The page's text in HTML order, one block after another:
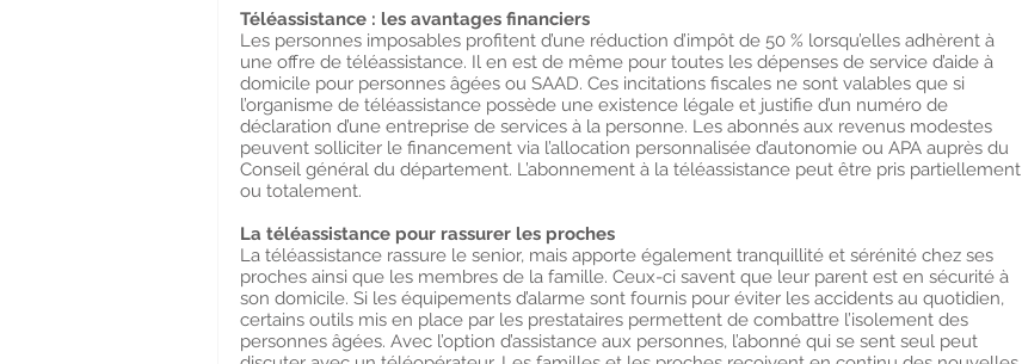
Téléassistance : les avantages financiers
Les personnes imposables profitent d’une réduction d’impôt de 50 % lorsqu’elles adhèrent à
une offre de téléassistance. Il en est de même pour toutes les dépenses de service d’aide à
domicile pour personnes âgées ou SAAD. Ces incitations fiscales ne sont valables que si
l’organisme de téléassistance possède une existence légale et justifie d’un numéro de
déclaration d’une entreprise de services à la personne. Les abonnés aux revenus modestes
peuvent solliciter le financement via l’allocation personnalisée d’autonomie ou APA auprès du
Conseil général du département. L’abonnement à la téléassistance peut être pris partiellement
ou totalement.
La téléassistance pour rassurer les proches
La téléassistance rassure le senior, mais apporte également tranquillité et sérénité chez ses
proches ainsi que les membres de la famille. Ceux-ci savent que leur parent est en sécurité à
son domicile. Si les équipements d’alarme sont fournis pour éviter les accidents au quotidien,
certains outils mis en place par les prestataires permettent de combattre l’isolement des
personnes âgées. Avec l’option d’assistance aux personnes, l’abonné qui se sent seul peut